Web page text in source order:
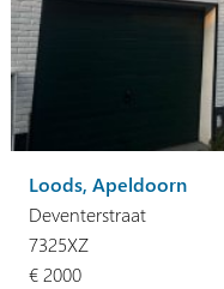
Loods, Apeldoorn
Deventerstraat
7325XZ
€ 2000